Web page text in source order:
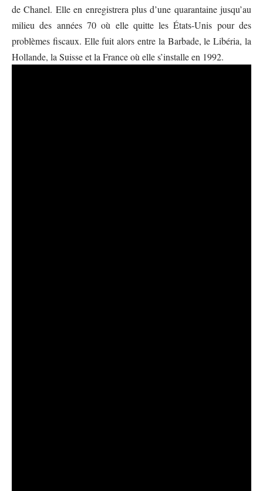
de Chanel. Elle en enregistrera plus d’une quarantaine jusqu’au
milieu des années 70 où elle quitte les États-Unis pour des
problèmes fiscaux. Elle fuit alors entre la Barbade, le Libéria, la
Hollande, la Suisse et la France où elle s’installe en 1992.